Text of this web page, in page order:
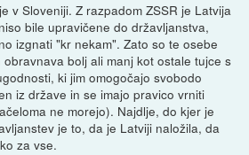
v Sloveniji. Z razpadom ZSSR je Latvija
bile upravičene do državljanstva,
izgnati "kr nekam". Zato so te osebe
bolj ali manj kot ostale tujce s
ki jim omogočajo svobodo
iz države in se imajo pravico vrniti
ne morejo). Najdlje, do kjer je
je to, da je Latviji naložila, da
za vse.